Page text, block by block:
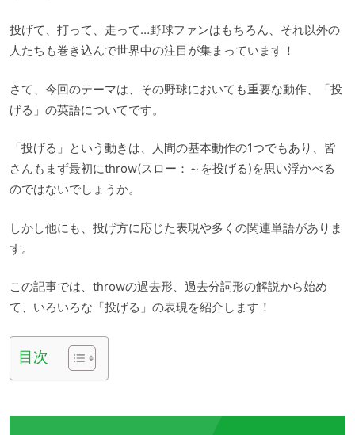
投げて、打って、走って…野球ファンはもちろん、それ以外の
人たちも巻き込んで世界中の注目が集まっています！
さて、今回のテーマは、その野球においても重要な動作、「投
げる」の英語についてです。
「投げる」という動きは、人間の基本動作の1つでもあり、皆
さんもまず最初にthrow(スロー：～を投げる)を思い浮かべる
のではないでしょうか。
しかし他にも、投げ方に応じた表現や多くの関連単語がありま
す。
この記事では、throwの過去形、過去分詞形の解説から始め
て、いろいろな「投げる」の表現を紹介します！
目次